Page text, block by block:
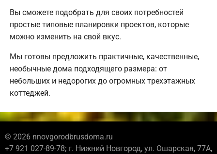
Вы сможете подобрать для своих потребностей
простые типовые планировки проектов, которые
можно изменить на свой вкус.
Мы готовы предложить практичные, качественные,
необычные дома подходящего размера: от
небольших и недорогих до огромных трехэтажных
коттеджей.
© 2026 nnovgorodbrusdoma.ru
+7 921 027-89-78; г. Нижний Новгород, ул. Ошарская, 77А,